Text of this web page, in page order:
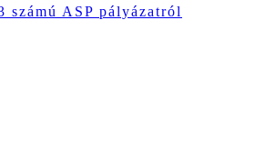
ASP pályázatról